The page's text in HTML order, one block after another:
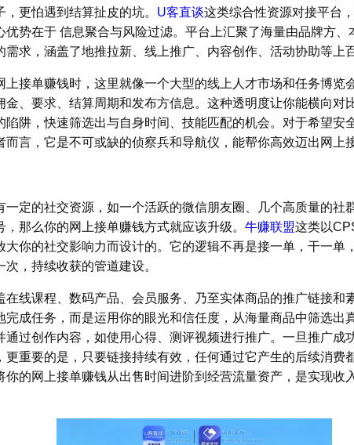
，更怕遇到结算扯皮的坑。 U客直谈这类综合性资源对接平台
优势在于 信息聚合与风险过滤。平台上汇聚了海量由品牌方、
需求，涵盖了地推拉新、线上推广、内容创作、活动协助等上
上接单赚钱时，这里就像一个大型的线上人才市场和任务博览
金、要求、结算周期和发布方信息。这种透明度让你能横向对
陷阱，快速筛选出与自身时间、技能匹配的机会。对于希望安
而言，它是不可或缺的侦察兵和导航仪，能帮你高效迈出网上
一定的社交资源，如一个活跃的微信朋友圈、几个高质量的社
，那么你的网上接单赚钱方式就应该升级。 牛赚联盟这类以
大你的社交影响力而设计的。它的逻辑不再是接一单，干一单
，持续收获的管道建设。
在线课程、数码产品、会员服务、乃至实体商品的推广链接和
完成任务，而是运用你的眼光和信任度，从海量商品中筛选出
通过创作内容，如使用心得、测评视频进行推广。一旦推广成
更重要的是，只要链接持续有效，任何通过它产生的后续消费
你的网上接单赚钱从出售时间进阶到经营流量资产，是实现收